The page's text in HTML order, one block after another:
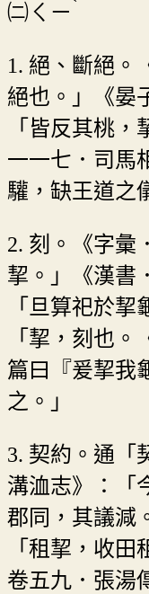
㈡ㄑㄧˋ
1. 絕、斷絕。
絕也。」《晏
「皆反其桃
一一七．司馬
驩，缺王道之
2. 刻。《字彙
挈。」《漢書
「旦算祀於挈
「挈，刻也
篇曰『爰挈我
之。」
3. 契約。通「
溝洫志》：「
郡同，其議減
「租挈，收田
卷五九．張湯